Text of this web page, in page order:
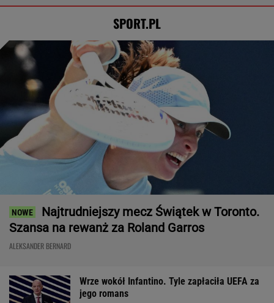
SPORT.PL
Najtrudniejszy mecz Świątek w Toronto.
Szansa na rewanż za Roland Garros
ALEKSANDER BERNARD
Wrze wokół Infantino. Tyle zapłaciła UEFA za
jego romans